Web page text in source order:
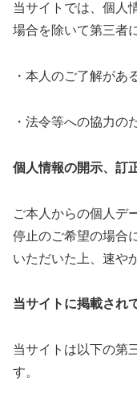
当サイトでは、個人
場合を除いて第三者
・本人のご了解があ
・法令等への協力の
個人情報の開示、訂
ご本人からの個人デ
停止のご希望の場合
いただいた上、速や
当サイトに掲載され
当サイトは以下の第
す。